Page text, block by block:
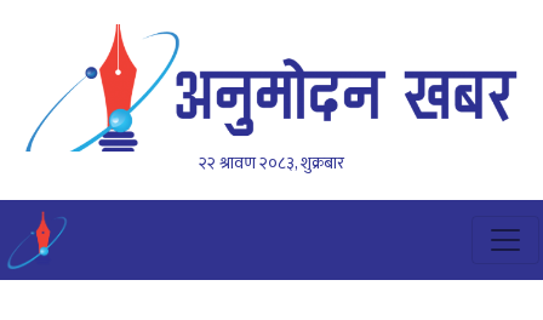
२२ श्रावण २०८३, शुक्रबार